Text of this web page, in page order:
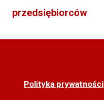
przedsiębiorców
Polityka prywatności